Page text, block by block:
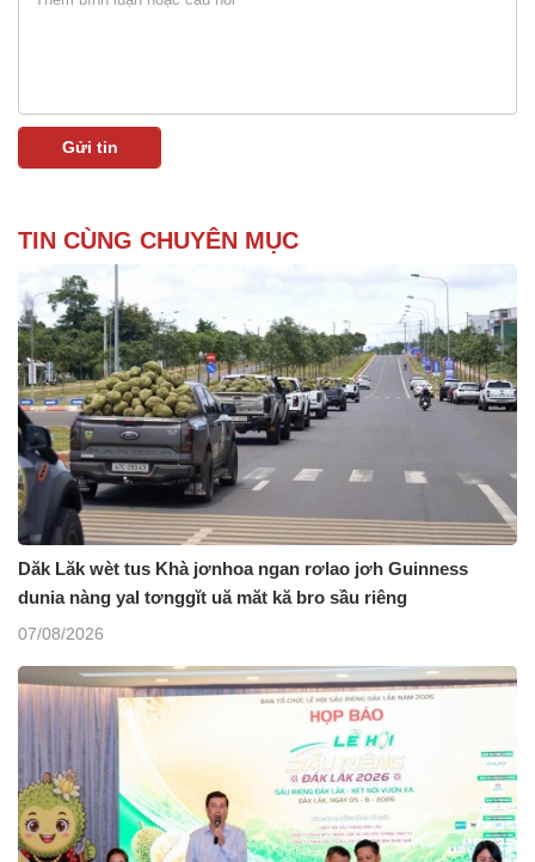
TIN CÙNG CHUYÊN MỤC
Dăk Lăk wèt tus Khà jơnhoa ngan rơlao jơh Guinness
dunia nàng yal tơnggĭt uă măt kă bro sầu riêng
07/08/2026